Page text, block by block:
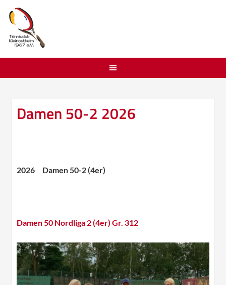
Damen 50-2 2026
2026 Damen 50-2 (4er)
Damen 50 Nordliga 2 (4er) Gr. 312